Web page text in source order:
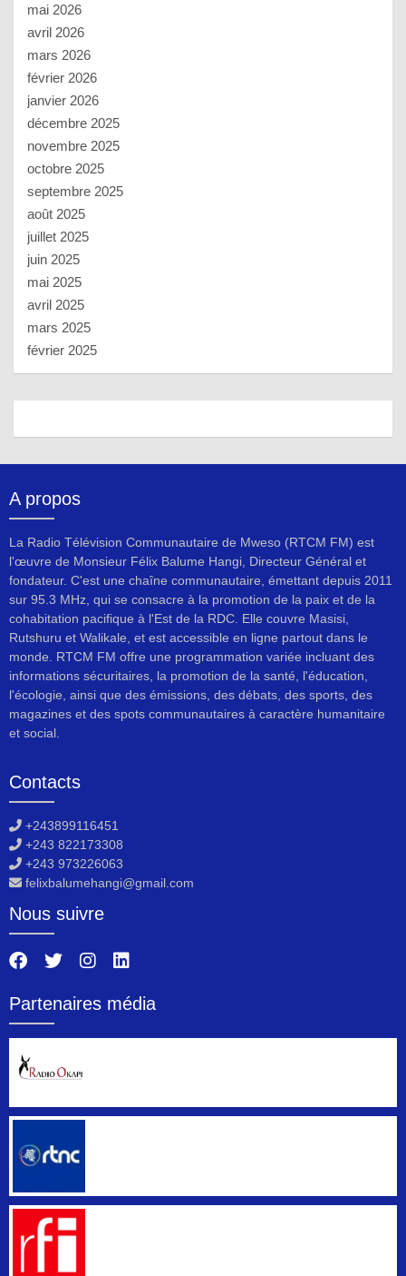
mai 2026
avril 2026
mars 2026
février 2026
janvier 2026
décembre 2025
novembre 2025
octobre 2025
septembre 2025
août 2025
juillet 2025
juin 2025
mai 2025
avril 2025
mars 2025
février 2025
A propos
La Radio Télévision Communautaire de Mweso (RTCM FM) est
l'œuvre de Monsieur Félix Balume Hangi, Directeur Général et
fondateur. C'est une chaîne communautaire, émettant depuis 2011
sur 95.3 MHz, qui se consacre à la promotion de la paix et de la
cohabitation pacifique à l'Est de la RDC. Elle couvre Masisi,
Rutshuru et Walikale, et est accessible en ligne partout dans le
monde. RTCM FM offre une programmation variée incluant des
informations sécuritaires, la promotion de la santé, l'éducation,
l'écologie, ainsi que des émissions, des débats, des sports, des
magazines et des spots communautaires à caractère humanitaire
et social.
Contacts
+243899116451
+243 822173308
+243 973226063
felixbalumehangi@gmail.com
Nous suivre
Partenaires média